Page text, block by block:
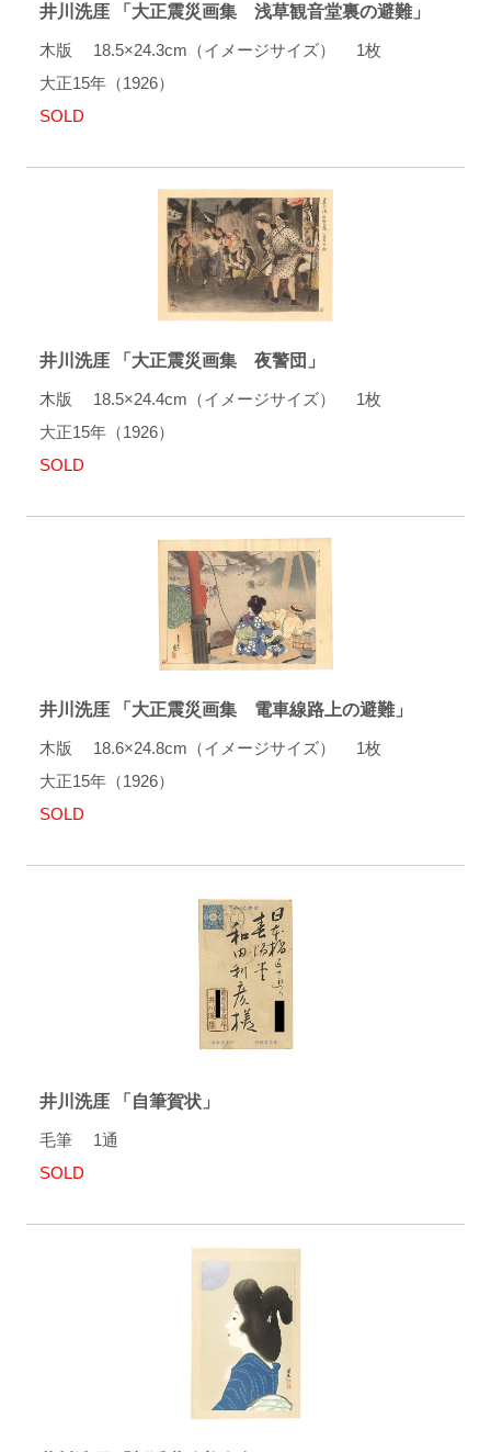
井川洗厓 「大正震災画集 浅草観音堂裏の避難」
木版 18.5×24.3cm（イメージサイズ） 1枚
大正15年（1926）
SOLD
井川洗厓 「大正震災画集 夜警団」
木版 18.5×24.4cm（イメージサイズ） 1枚
大正15年（1926）
SOLD
井川洗厓 「大正震災画集 電車線路上の避難」
木版 18.6×24.8cm（イメージサイズ） 1枚
大正15年（1926）
SOLD
井川洗厓 「自筆賀状」
毛筆 1通
SOLD